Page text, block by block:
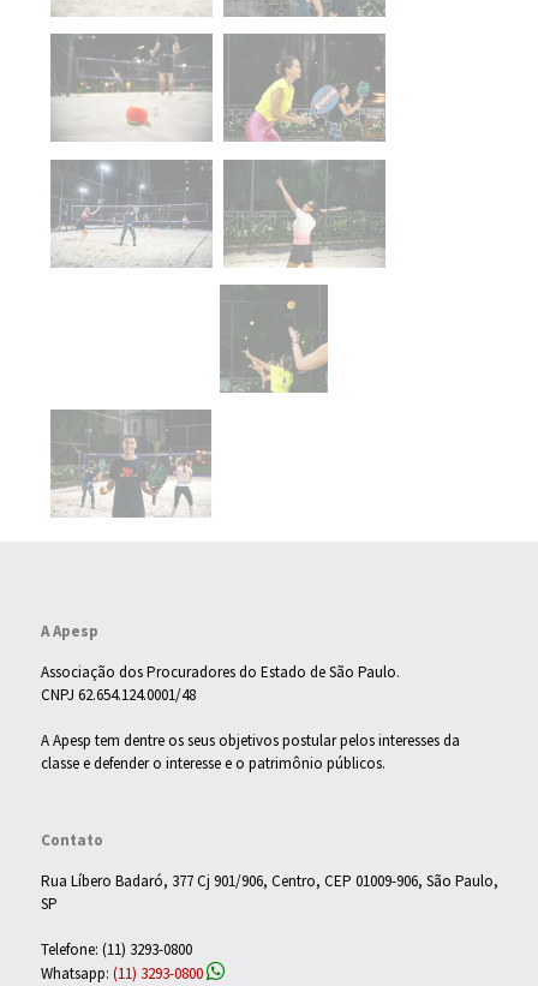
A Apesp
Associação dos Procuradores do Estado de São Paulo.
CNPJ 62.654.124.0001/48
A Apesp tem dentre os seus objetivos postular pelos interesses da
classe e defender o interesse e o patrimônio públicos.
Contato
Rua Líbero Badaró, 377 Cj 901/906, Centro, CEP 01009-906, São Paulo,
SP
Telefone: (11) 3293-0800
Whatsapp: (11) 3293-0800